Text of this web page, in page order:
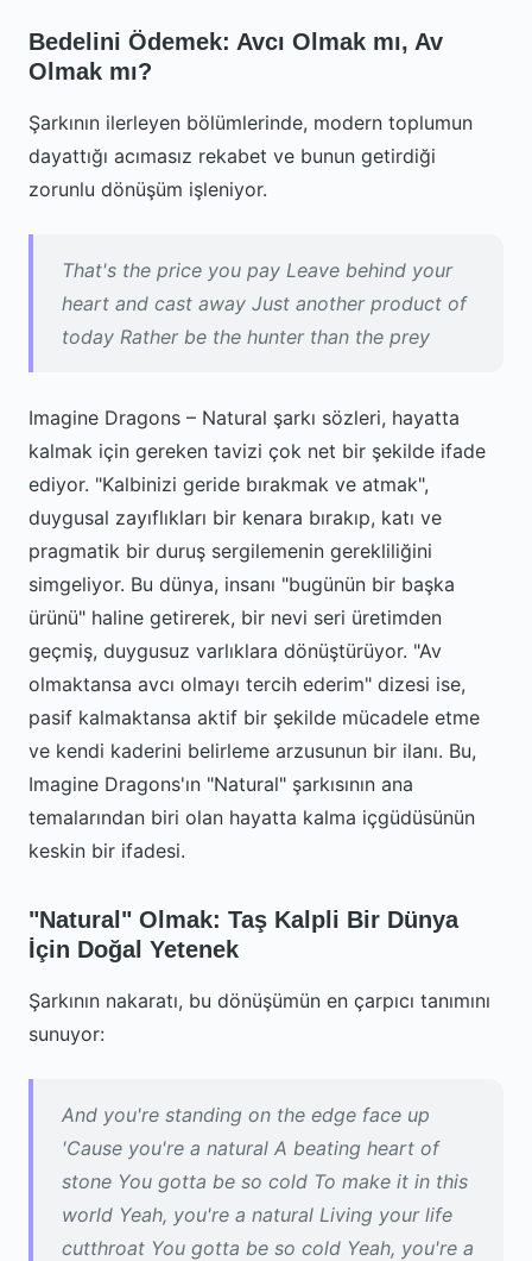
Bedelini Ödemek: Avcı Olmak mı, Av
Olmak mı?
Şarkının ilerleyen bölümlerinde, modern toplumun
dayattığı acımasız rekabet ve bunun getirdiği
zorunlu dönüşüm işleniyor.
That's the price you pay Leave behind your
heart and cast away Just another product of
today Rather be the hunter than the prey
Imagine Dragons – Natural şarkı sözleri, hayatta
kalmak için gereken tavizi çok net bir şekilde ifade
ediyor. "Kalbinizi geride bırakmak ve atmak",
duygusal zayıflıkları bir kenara bırakıp, katı ve
pragmatik bir duruş sergilemenin gerekliliğini
simgeliyor. Bu dünya, insanı "bugünün bir başka
ürünü" haline getirerek, bir nevi seri üretimden
geçmiş, duygusuz varlıklara dönüştürüyor. "Av
olmaktansa avcı olmayı tercih ederim" dizesi ise,
pasif kalmaktansa aktif bir şekilde mücadele etme
ve kendi kaderini belirleme arzusunun bir ilanı. Bu,
Imagine Dragons'ın "Natural" şarkısının ana
temalarından biri olan hayatta kalma içgüdüsünün
keskin bir ifadesi.
"Natural" Olmak: Taş Kalpli Bir Dünya
İçin Doğal Yetenek
Şarkının nakaratı, bu dönüşümün en çarpıcı tanımını
sunuyor:
And you're standing on the edge face up
'Cause you're a natural A beating heart of
stone You gotta be so cold To make it in this
world Yeah, you're a natural Living your life
cutthroat You gotta be so cold Yeah, you're a